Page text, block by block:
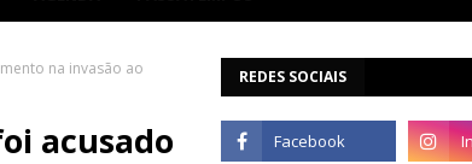
na invasão ao
acusado
REDES SOCIAIS